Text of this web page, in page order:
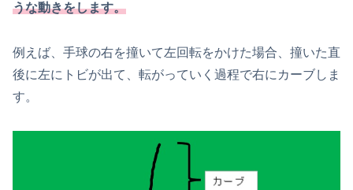
うな動きをします。
例えば、手球の右を撞いて左回転をかけた場合、撞いた直
後に左にトビが出て、転がっていく過程で右にカーブしま
す。